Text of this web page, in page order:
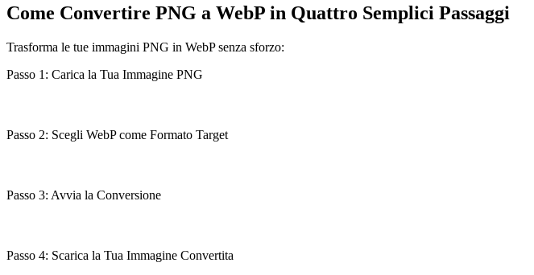
Come Convertire PNG a WebP in Quattro Semplici Passaggi
Trasforma le tue immagini PNG in WebP senza sforzo:
Passo 1: Carica la Tua Immagine PNG
Passo 2: Scegli WebP come Formato Target
Passo 3: Avvia la Conversione
Passo 4: Scarica la Tua Immagine Convertita